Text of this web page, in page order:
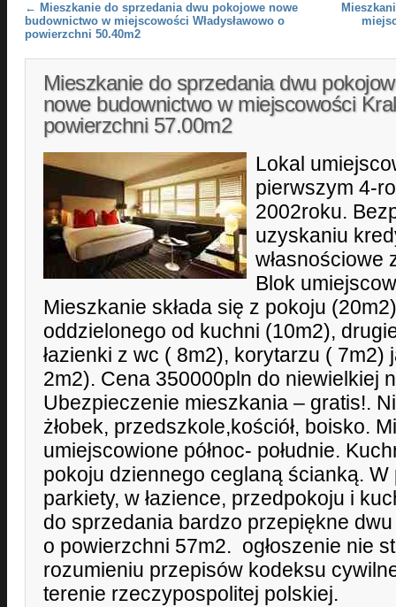
Post navigation
← Mieszkanie do sprzedania dwu pokojowe nowe
budownictwo w miejscowości Władysławowo o
powierzchni 50.40m2
Mieszkanie do sprzedania dwu
nowe budownictwo w miejscowości
powierzchni 57.00m2
Lokal
pierwszym 4-
2002roku.
uzyskaniu
własnościowe
Blok
Mieszkanie składa się z pokoju
oddzielonego od kuchni (10m2),
łazienki z wc ( 8m2), korytarzu ( 7m2)
2m2). Cena 350000pln do niewielkiej
Ubezpieczenie mieszkania – gratis!.
żłobek, przedszkole,kościół, boisko.
umiejscowione północ- południe.
pokoju dziennego ceglaną ścianką. W
parkiety, w łazience, przedpokoju i
do sprzedania bardzo przepiękne
o powierzchni 57m2. ogłoszenie nie
rozumieniu przepisów kodeksu
terenie rzeczypospolitej polskiej.